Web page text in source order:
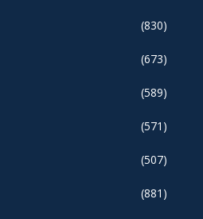
(830)
(673)
(589)
(571)
(507)
(881)